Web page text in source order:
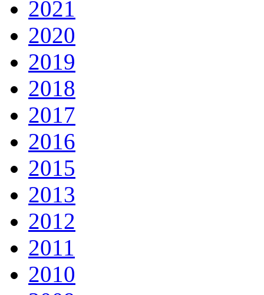
2021
2020
2019
2018
2017
2016
2015
2013
2012
2011
2010